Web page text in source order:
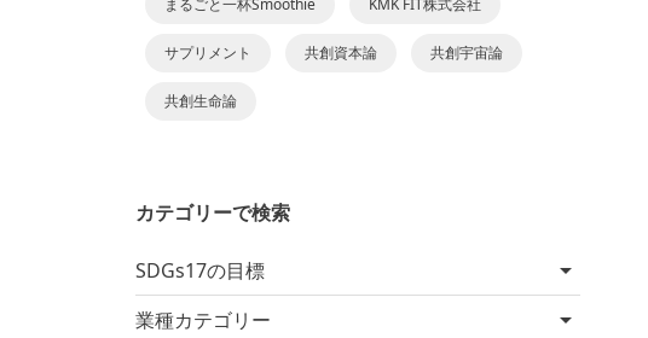
まるごと一杯Smoothie KMK FIT株式会社
サプリメント 共創資本論 共創宇宙論
共創生命論
カテゴリーで検索
SDGs17の目標
業種カテゴリー